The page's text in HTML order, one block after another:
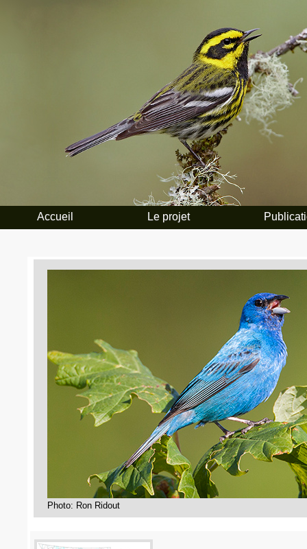
Accueil Le projet
Photo: Ron Ridout